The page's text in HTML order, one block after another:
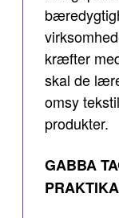
kræfter
skal de
omsy
produkter.
GABBA